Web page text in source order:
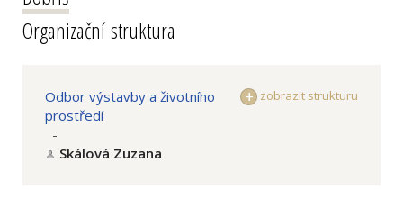
Organizační struktura
zobrazit strukturu
Odbor výstavby a životního
prostředí
-
Skálová Zuzana